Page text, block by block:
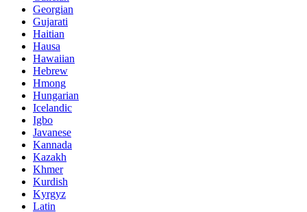
Georgian
Gujarati
Haitian
Hausa
Hawaiian
Hebrew
Hmong
Hungarian
Icelandic
Igbo
Javanese
Kannada
Kazakh
Khmer
Kurdish
Kyrgyz
Latin